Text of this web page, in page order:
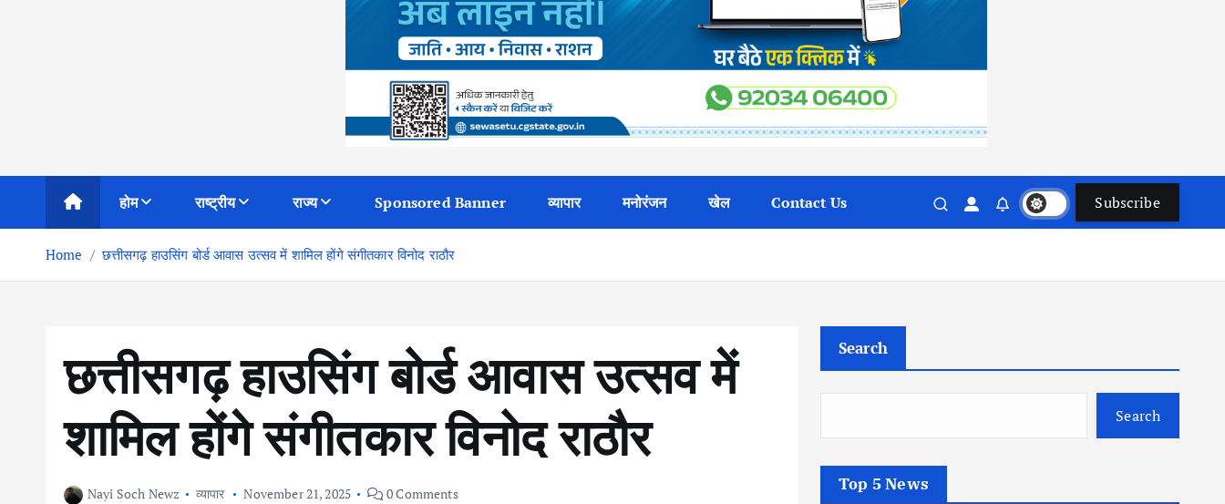
होम राष्ट्रीय राज्य Sponsored Banner व्यापार मनोरंजन खेल Contact Us Subscribe
Home छत्तीसगढ़ हाउसिंग बोर्ड आवास उत्सव में शामिल होंगे संगीतकार विनोद राठौर
छत्तीसगढ़ हाउसिंग बोर्ड आवास उत्सव में
शामिल होंगे संगीतकार विनोद राठौर
Nayi Soch Newz व्यापार November 21, 2025 0 Comments
Search
Search
Top 5 News